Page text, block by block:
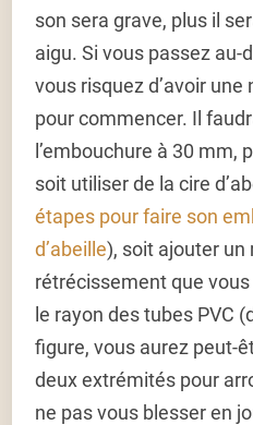
son sera grave, plus il
aigu. Si vous passez
vous risquez d’avoir
pour commencer. Il
l’embouchure à 30 mm,
soit utiliser de la cire
étapes pour faire son
d’abeille), soit ajouter un
rétrécissement que
le rayon des tubes PVC
figure, vous aurez peut-
deux extrémités pour
ne pas vous blesser en